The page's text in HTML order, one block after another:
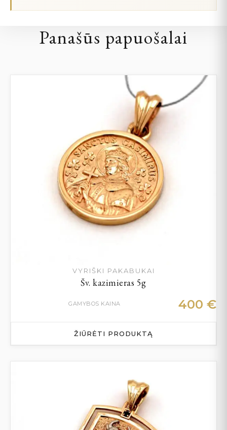
Panašūs papuošalai
VYRIŠKI PAKABUKAI
Šv. kazimieras 5g
GAMYBOS KAINA 400 €
ŽIŪRĖTI PRODUKTĄ